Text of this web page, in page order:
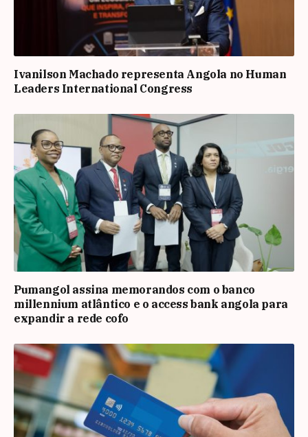
Ivanilson Machado representa Angola no Human
Leaders International Congress
Pumangol assina memorandos com o banco
millennium atlântico e o access bank angola para
expandir a rede cofo